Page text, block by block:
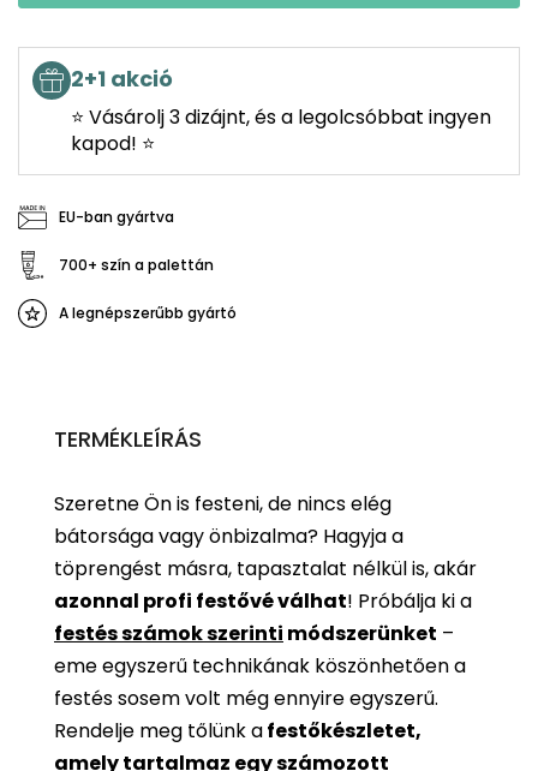
2+1 akció
⭐ Vásárolj 3 dizájnt, és a legolcsóbbat ingyen
kapod! ⭐
EU-ban gyártva
700+ szín a palettán
A legnépszerűbb gyártó
TERMÉKLEÍRÁS
Szeretne Ön is festeni, de nincs elég
bátorsága vagy önbizalma? Hagyja a
töprengést másra, tapasztalat nélkül is, akár
azonnal profi festővé válhat! Próbálja ki a
festés számok szerinti módszerünket –
eme egyszerű technikának köszönhetően a
festés sosem volt még ennyire egyszerű.
Rendelje meg tőlünk afestőkészletet,
amely tartalmaz egy számozott